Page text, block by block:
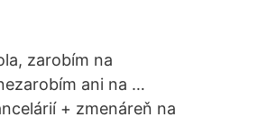
zarobím na
ani na …
+ zmenáreň na